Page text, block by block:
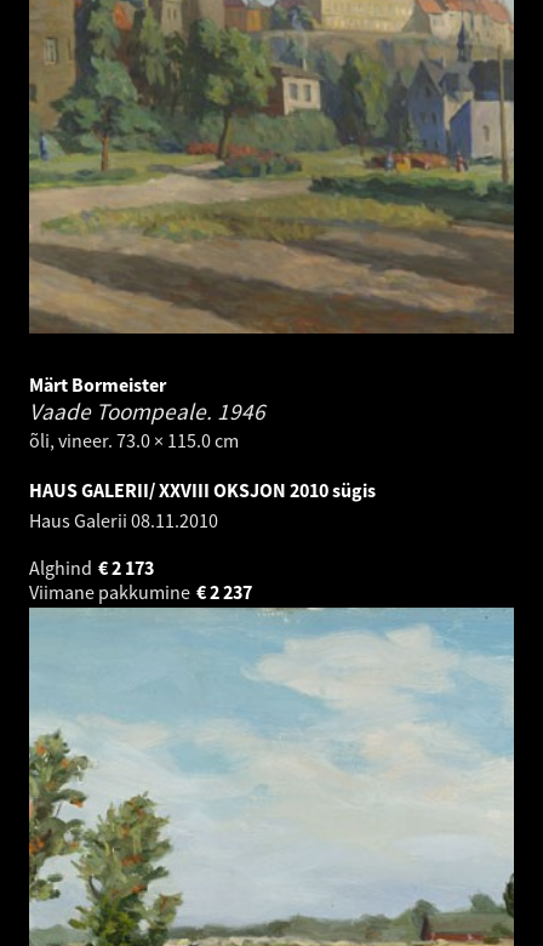
Märt Bormeister
Vaade Toompeale. 1946
õli, vineer. 73.0 × 115.0 cm
HAUS GALERII/ XXVIII OKSJON 2010 sügis
Haus Galerii 08.11.2010
Alghind
2 173
€
Viimane pakkumine
2 237
€